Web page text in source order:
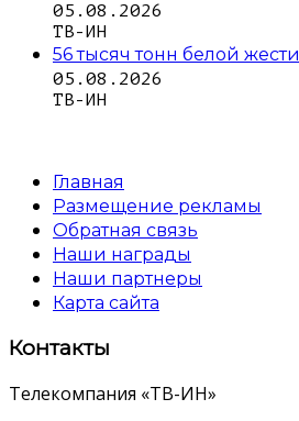
05.08.2026
ТВ-ИН
56 тысяч тонн белой жести
05.08.2026
ТВ-ИН
Главная
Размещение рекламы
Обратная связь
Наши награды
Наши партнеры
Карта сайта
Контакты
Телекомпания «ТВ-ИН»